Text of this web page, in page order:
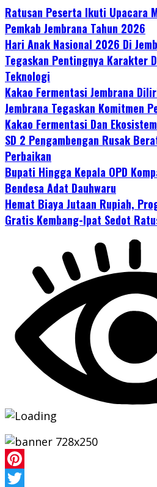
Ratusan Peserta Ikuti Upacara
Pemkab Jembrana Tahun 2026
Hari Anak Nasional 2026 Di
Tegaskan Pentingnya Karakter
Teknologi
Kakao Fermentasi Jembrana
Jembrana Tegaskan Komitmen
Kakao Fermentasi Dan
SD 2 Pengambengan Rusak
Perbaikan
Bupati Hingga Kepala OPD
Bendesa Adat Dauhwaru
Hemat Biaya Jutaan Rupiah,
Gratis Kembang-Ipat Sedot
Pinterest